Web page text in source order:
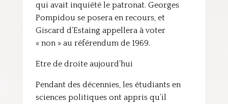
qui avait inquiété le patronat. Georges
Pompidou se posera en recours, et
Giscard d’Estaing appellera à voter
« non » au référendum de 1969.
Etre de droite aujourd’hui
Pendant des décennies, les étudiants en
sciences politiques ont appris qu’il